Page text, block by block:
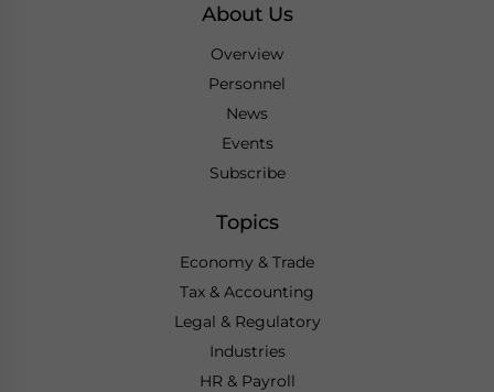
About Us
Overview
Personnel
News
Events
Subscribe
Topics
Economy & Trade
Tax & Accounting
Legal & Regulatory
Industries
HR & Payroll